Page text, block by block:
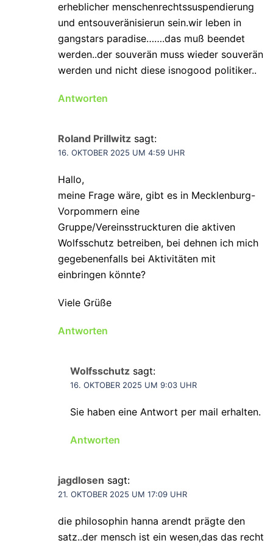
erheblicher menschenrechtssuspendierung
und entsouveränisierun sein.wir leben in
gangstars paradise…….das muß beendet
werden..der souverän muss wieder souverän
werden und nicht diese isnogood politiker..
Antworten
Roland Prillwitz sagt:
16. OKTOBER 2025 UM 4:59 UHR
Hallo,
meine Frage wäre, gibt es in Mecklenburg-
Vorpommern eine
Gruppe/Vereinsstruckturen die aktiven
Wolfsschutz betreiben, bei dehnen ich mich
gegebenenfalls bei Aktivitäten mit
einbringen könnte?
Viele Grüße
Antworten
Wolfsschutz sagt:
16. OKTOBER 2025 UM 9:03 UHR
Sie haben eine Antwort per mail erhalten.
Antworten
jagdlosen sagt:
21. OKTOBER 2025 UM 17:09 UHR
die philosophin hanna arendt prägte den
satz..der mensch ist ein wesen,das das recht